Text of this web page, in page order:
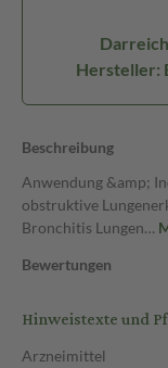
Hersteller:
Beschreibung
Anwendung &amp;
obstruktive
Bronchitis Lungen…
Bewertungen
Hinweistexte und
Arzneimittel